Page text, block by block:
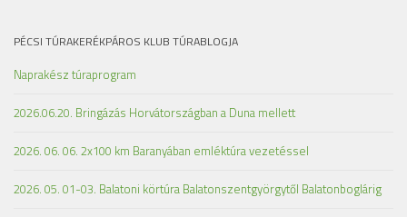
PÉCSI TÚRAKERÉKPÁROS KLUB TÚRABLOGJA
Naprakész túraprogram
2026.06.20. Bringázás Horvátországban a Duna mellett
2026. 06. 06. 2x100 km Baranyában emléktúra vezetéssel
2026. 05. 01-03. Balatoni körtúra Balatonszentgyörgytől Balatonboglárig